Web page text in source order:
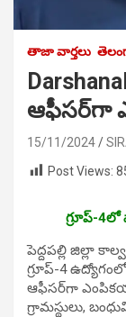
తాజా వార్తలు
ఆఫీసర్‌గా
15/11/2024
Post Views:
గ్రూప్-
పెద్దపల్లి జిల్లా
గ్రూప్-4
ఆఫీసర్‌గా
గ్రామస్థులు,